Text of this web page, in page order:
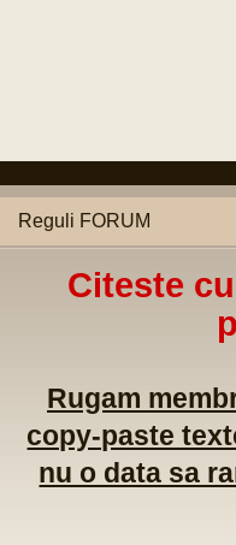
Reguli FORUM
Citeste
Rugam
copy-paste
nu o data sa